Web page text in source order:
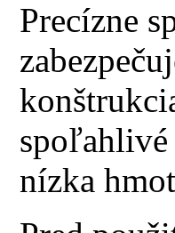
Precízne
spoľahlivé
nízka